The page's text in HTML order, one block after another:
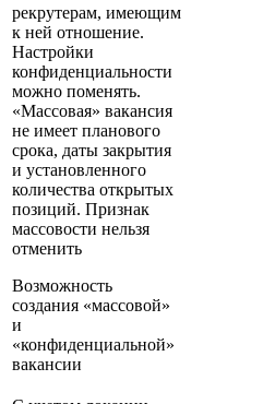
рекрутерам, имеющим
к ней отношение.
Настройки
конфиденциальности
можно поменять.
«Массовая» вакансия
не имеет планового
срока, даты закрытия
и установленного
количества открытых
позиций. Признак
массовости нельзя
отменить
Возможность
создания «массовой»
и
«конфиденциальной»
вакансии